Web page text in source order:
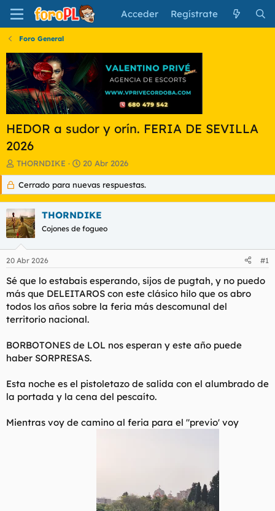
Acceder Regístrate
Foro General
HEDOR a sudor y orín. FERIA DE SEVILLA
2026
I
n
c
i
a
d
o
r
d
l
t
e
m
THORNDIKE
F
e
c
h
d
e
n
i
o
20 Abr 2026
Cerrado para nuevas respuestas.
THORNDIKE
Cojones de fogueo
20 Abr 2026 #1
Sé que lo estabais esperando, sijos de pugtah, y no puedo
más que DELEITAROS con este clásico hilo que os abro
todos los años sobre la feria más descomunal del
territorio nacional.
BORBOTONES de LOL nos esperan y este año puede
haber SORPRESAS.
Esta noche es el pistoletazo de salida con el alumbrado de
la portada y la cena del pescaíto.
Mientras voy de camino al feria para el "previo' voy